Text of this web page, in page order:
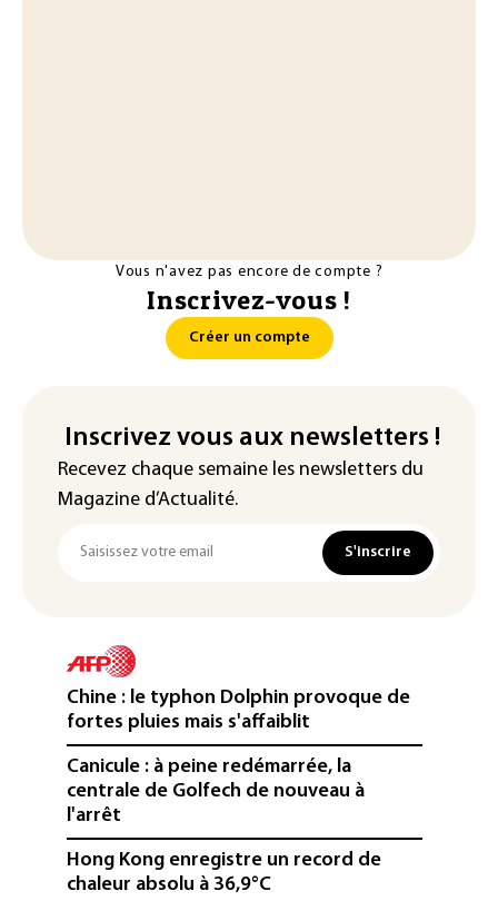
Vous n'avez pas encore de compte ?
Inscrivez-vous !
Créer un compte
Inscrivez vous aux newsletters !
Recevez chaque semaine les newsletters du
Magazine d’Actualité.
S'inscrire
Chine : le typhon Dolphin provoque de
fortes pluies mais s'affaiblit
Canicule : à peine redémarrée, la
centrale de Golfech de nouveau à
l'arrêt
Hong Kong enregistre un record de
chaleur absolu à 36,9°C